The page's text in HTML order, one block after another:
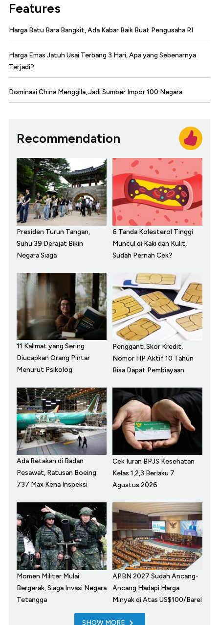
Features
Harga Batu Bara Bangkit, Ada Kabar Baik Buat Pengusaha RI
Harga Emas Jatuh Usai Terbang 3 Hari, Apa yang Sebenarnya
Terjadi?
Dominasi China Menggila, Jadi Sumber Impor 100 Negara
Recommendation
Presiden Turun Tangan,
Suhu 39 Derajat Bikin
Negara Siaga
6 Tanda Kolesterol Tinggi
Muncul di Kaki dan Kulit,
Sudah Pernah Cek?
11 Kalimat yang Sering
Diucapkan Orang Pintar
Menurut Psikolog
Pengganti Skor Kredit,
Nomor HP Aktif 10 Tahun
Bisa Dapat Pembiayaan
Ada Retakan di Badan
Pesawat, Ratusan Boeing
737 Max Kena Inspeksi
Cek Iuran BPJS Kesehatan
Kelas 1,2,3 Berlaku 7
Agustus 2026
Momen Militer Mulai
Bergerak, Siaga Invasi Negara
Tetangga
APBN 2027 Sudah Ancang-
Ancang Hadapi Harga
Minyak di Atas US$100/Barel
SHOW MORE